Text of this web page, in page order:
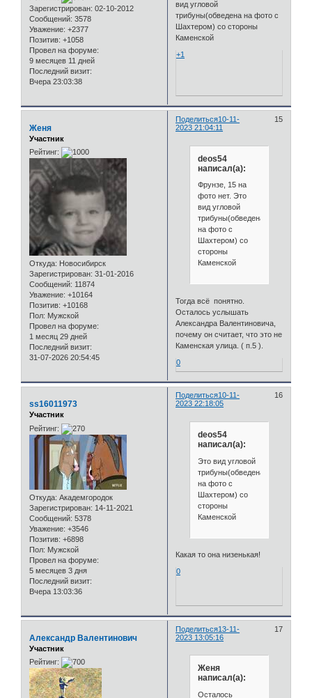
Зарегистрирован: 02-10-2012
Сообщений: 3578
Уважение: +2377
Позитив: +1058
Провел на форуме:
9 месяцев 11 дней
Последний визит:
Вчера 23:03:38
вид угловой
трибуны(обведена на фото с
Шахтером) со стороны
Каменской
+1
Поделиться 15
10-11-
2023 21:04:11
Женя
Участник
Рейтинг:
Откуда: Новосибирск
Зарегистрирован: 31-01-2016
Сообщений: 11874
Уважение: +10164
Позитив: +10168
Пол: Мужской
Провел на форуме:
1 месяц 29 дней
Последний визит:
31-07-2026 20:54:45
deos54
написал(а):
Фрунзе, 15 на
фото нет. Это
вид угловой
трибуны(обведена
на фото с
Шахтером) со
стороны
Каменской
Тогда всё понятно.
Осталось услышать
Александра Валентиновича,
почему он считает, что это не
Каменская улица. ( п.5 ).
0
Поделиться 16
10-11-
2023 22:18:05
ss16011973
Участник
Рейтинг:
Откуда: Академгородок
Зарегистрирован: 14-11-2021
Сообщений: 5378
Уважение: +3546
Позитив: +6898
Пол: Мужской
Провел на форуме:
5 месяцев 3 дня
Последний визит:
Вчера 13:03:36
deos54
написал(а):
Это вид угловой
трибуны(обведена
на фото с
Шахтером) со
стороны
Каменской
Какая то она низенькая!
0
Поделиться 17
13-11-
2023 13:05:16
Александр Валентинович
Участник
Рейтинг:
Женя
написал(а):
Осталось